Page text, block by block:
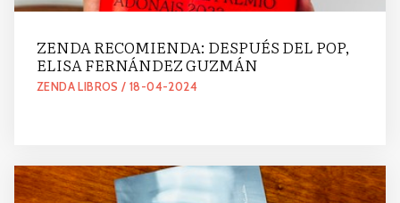
ZENDA RECOMIENDA: DESPUÉS DEL POP,
ELISA FERNÁNDEZ GUZMÁN
ZENDA LIBROS / 18-04-2024